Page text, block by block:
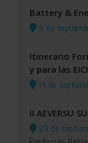
Battery &
8 de
Itinerario
y para las
14 de
II AEVERSU
29 de